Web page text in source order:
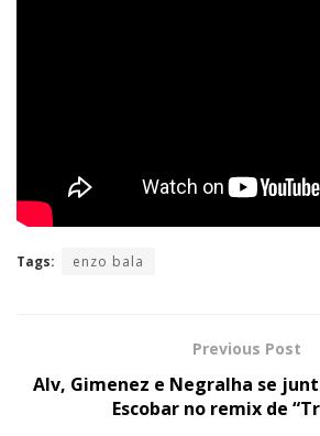
Tags: enzo bala
Previous Post
Alv, Gimenez e Negralha se
Escobar no remix de